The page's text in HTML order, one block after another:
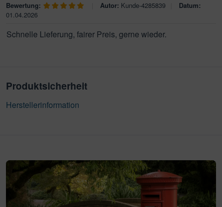
Bewertung: Autor: Kunde-4285839
Datum:
01.04.2026
Schnelle Lieferung, fairer Preis, gerne wieder.
Produktsicherheit
Herstellerinformation